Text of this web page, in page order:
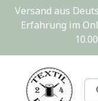
Versand aus
Erfahrung im